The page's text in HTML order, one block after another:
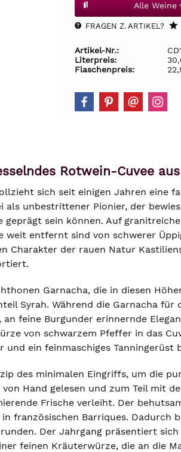
Alle Weine
FRAGEN Z. ARTIKEL?
Artikel-Nr.:
Literpreis:
Flaschenpreis:
Rotwein-Cuvee
sich seit einigen Jahren eine
unbestrittener Pionier, der
geprägt sein können. Auf
weit entfernt sind von schwerer
Charakter der rauen Natur
Garnacha, die in diesen
Syrah. Während die Garnacha
feine Burgunder erinnernde
von schwarzem Pfeffer in das
ein feinmaschiges
des minimalen Eingriffs, um die
Hand gelesen und zum Teil mit
Frische verleiht. Der
französischen Barriques.
Der Jahrgang präsentiert
feinen Kräuterwürze, die an die